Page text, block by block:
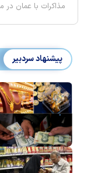
مذاکرات با عمان در
پیشنهاد سردبیر